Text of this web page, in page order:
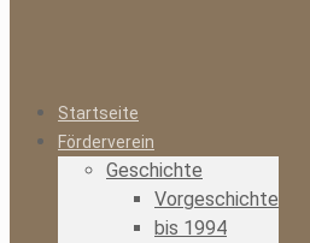
Startseite
Förderverein
Geschichte
Vorgeschichte
bis 1994